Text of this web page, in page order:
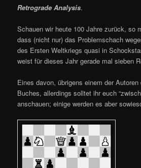
Retrograde Analysis.
Schauen wir heute 100 Jahre zurück, so
dass (nicht nur) das Problemschach
des Ersten Weltkriegs quasi in
weist für dieses Jahr gerade mal sieben
Eines davon, übrigens einem der Autoren
Buches, allerdings solltet ihr euch
anschauen; einige werden es aber